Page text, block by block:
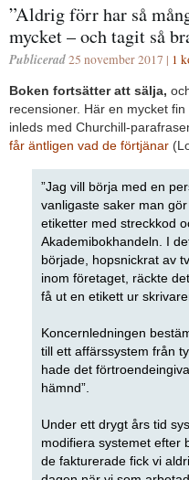
”Aldrig förr har så
mycket – och tagit så
Publicerad25 november 2017 | 1
Boken fortsätter att sälja,
recensioner. Här en mycket
inleds med Churchill-
får äntligen vad de förtjänar
”Jag vill börja med en
vanligaste saker man
etiketter med streckkod
Akademibokhandeln. I
började, hopsnickrat av
inom företaget, räckte
få ut en etikett ur
Koncernledningen
till ett affärssystem från
hade det
hämnd”.
Under ett drygt års tid
modifiera systemet efter
de fakturerade fick vi